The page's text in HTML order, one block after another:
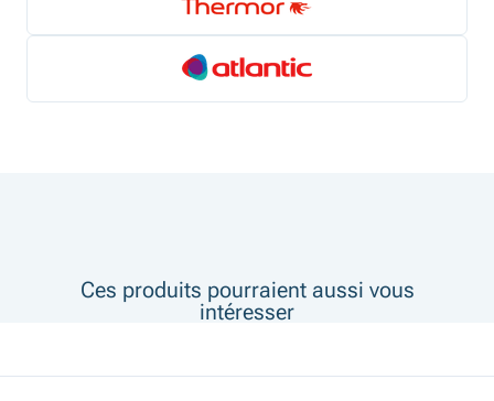
Ces produits pourraient aussi vous
intéresser